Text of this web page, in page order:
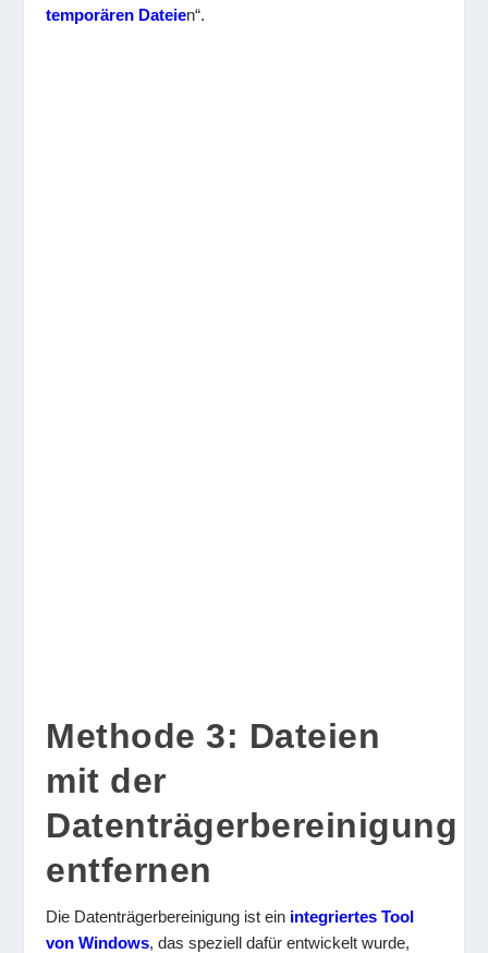
temporären Dateien“.
Methode 3: Dateien
mit der
Datenträgerbereinigung
entfernen
Die Datenträgerbereinigung ist ein integriertes Tool
von Windows, das speziell dafür entwickelt wurde,